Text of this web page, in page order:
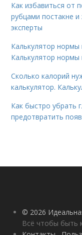
Как избавиться от
рубцами постакне
эксперты
Калькулятор нормы
Калькулятор нормы
Сколько калорий
калькулятор.
Как быстро убрать
предотвратить
© 2026
Всё чтобы быть